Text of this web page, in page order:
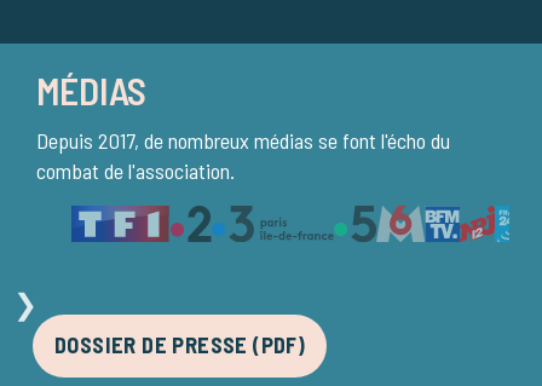
MÉDIAS
Depuis 2017, de nombreux médias se font l'écho du
combat de l'association.
❯
DOSSIER DE PRESSE (PDF)